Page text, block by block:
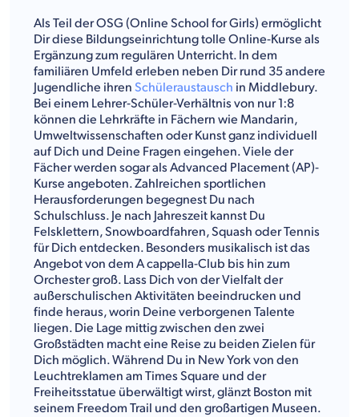
Als Teil der OSG (Online School for Girls) ermöglicht
Dir diese Bildungseinrichtung tolle Online-Kurse als
Ergänzung zum regulären Unterricht. In dem
familiären Umfeld erleben neben Dir rund 35 andere
Jugendliche ihren Schüleraustausch in Middlebury.
Bei einem Lehrer-Schüler-Verhältnis von nur 1:8
können die Lehrkräfte in Fächern wie Mandarin,
Umweltwissenschaften oder Kunst ganz individuell
auf Dich und Deine Fragen eingehen. Viele der
Fächer werden sogar als Advanced Placement (AP)-
Kurse angeboten. Zahlreichen sportlichen
Herausforderungen begegnest Du nach
Schulschluss. Je nach Jahreszeit kannst Du
Felsklettern, Snowboardfahren, Squash oder Tennis
für Dich entdecken. Besonders musikalisch ist das
Angebot von dem A cappella-Club bis hin zum
Orchester groß. Lass Dich von der Vielfalt der
außerschulischen Aktivitäten beeindrucken und
finde heraus, worin Deine verborgenen Talente
liegen. Die Lage mittig zwischen den zwei
Großstädten macht eine Reise zu beiden Zielen für
Dich möglich. Während Du in New York von den
Leuchtreklamen am Times Square und der
Freiheitsstatue überwältigt wirst, glänzt Boston mit
seinem Freedom Trail und den großartigen Museen.